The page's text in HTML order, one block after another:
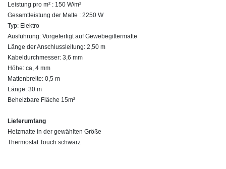
Leistung pro m² : 150 W/m²
Gesamtleistung der Matte : 2250 W
Typ: Elektro
Ausführung: Vorgefertigt auf Gewebegittermatte
Länge der Anschlussleitung: 2,50 m
Kabeldurchmesser: 3,6 mm
Höhe: ca, 4 mm
Mattenbreite: 0,5 m
Länge: 30 m
Beheizbare Fläche 15m²
Lieferumfang
Heizmatte in der gewählten Größe
Thermostat Touch schwarz